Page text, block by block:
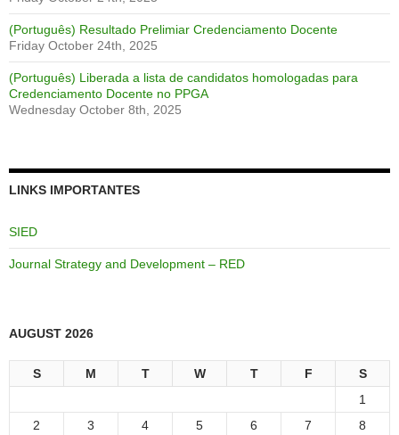
(Português) Resultado Prelimiar Credenciamento Docente
Friday October 24th, 2025
(Português) Liberada a lista de candidatos homologadas para
Credenciamento Docente no PPGA
Wednesday October 8th, 2025
LINKS IMPORTANTES
SIED
Journal Strategy and Development – RED
AUGUST 2026
S M T W T F
S
1
2
3 4 5 6 7 8